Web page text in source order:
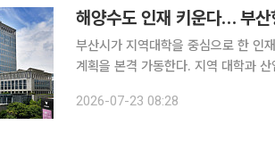
해양수도 인재 키운다… 부
부산시가 지역대학을 중심으로 한 인
계획을 본격 가동한다. 지역 대학과
에서 전재수 시장과 최재원 부산대 총
2026-07-23 08:28